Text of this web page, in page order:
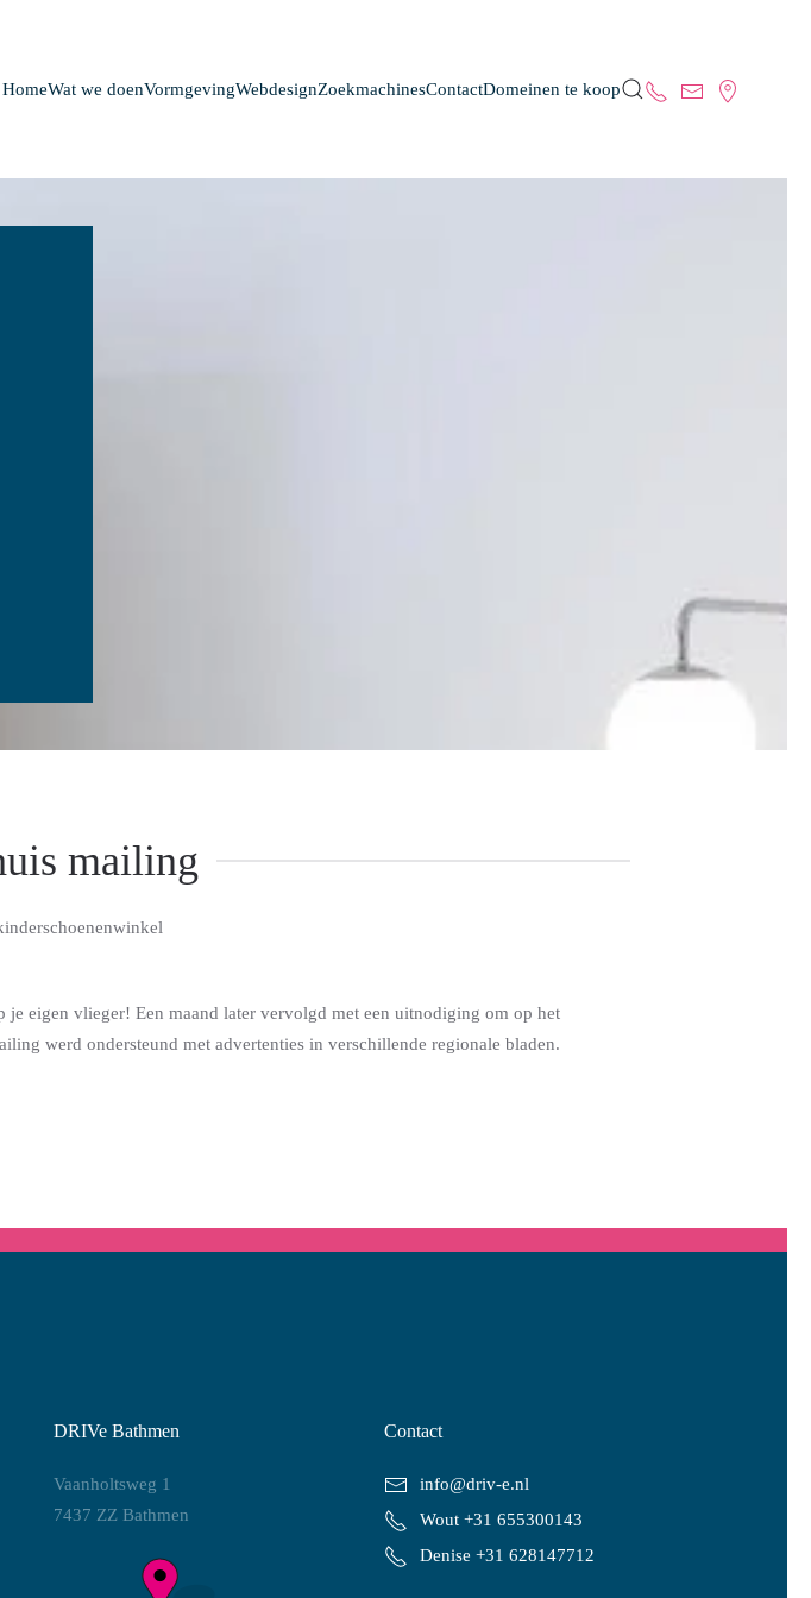
HomeWat we doenVormgevingWebdesignZoekmachinesContactDomeinen te koop
mailing
eigen vlieger! Een maand later vervolgd met een uitnodiging om op het
werd ondersteund met advertenties in verschillende regionale bladen.
DRIVe Bathmen
Vaanholtsweg 1
7437 ZZ Bathmen
Contact
info@driv-e.nl
Wout +31 655300143
Denise +31 628147712